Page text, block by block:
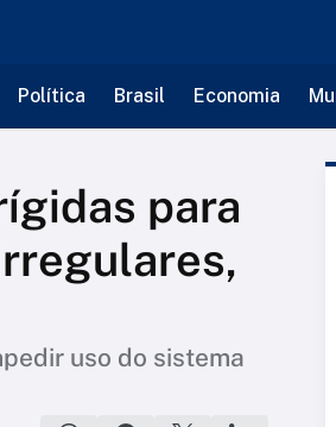
Política Brasil Economia
para
uso do sistema